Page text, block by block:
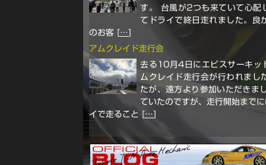
す。 台風が2つも来ていて心配
てドライで終日走れました。良
のお客 [ …
アムクレイド走行会
去る10月4日にエビスサーキッ
ムクレイド走行会が行われまし
たが、遠方より参加いただきま
ていたのですが、走行開始まで
イで走ること [ …